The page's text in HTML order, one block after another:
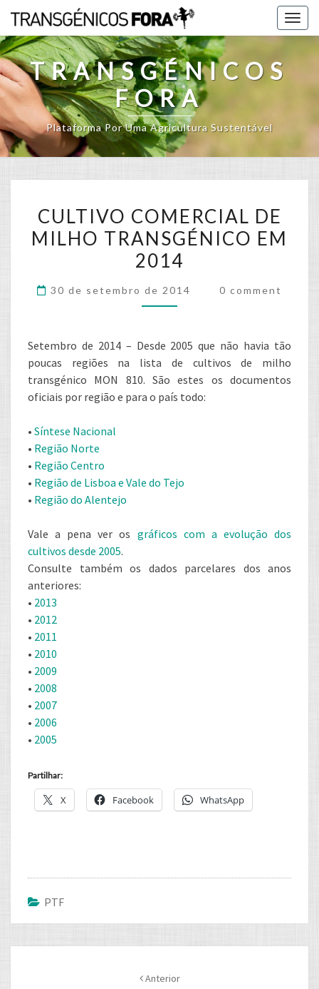
Skip
content
TRANSGÉNICOS
FORA
Plataforma Por Uma Agricultura Sustentável
COMERCIAL
DE
MILHO
EM
CULTIVO COMERCIAL DE
MILHO TRANSGÉNICO EM
2014
30 de setembro de 2014 Comments
0 comment
Setembro de 2014 – Desde 2005 que não havia tão
poucas regiões na lista de cultivos de milho
transgénico MON 810. São estes os documentos
oficiais por região e para o país todo:
• Síntese Nacional
• Região Norte
• Região Centro
• Região de Lisboa e Vale do Tejo
• Região do Alentejo
Vale a pena ver os gráficos com a evolução dos
cultivos desde 2005.
Consulte também os dados parcelares dos anos
anteriores:
• 2013
• 2012
• 2011
• 2010
• 2009
• 2008
• 2007
• 2006
• 2005
Partilhar:
X Facebook WhatsApp
PTF
Anterior